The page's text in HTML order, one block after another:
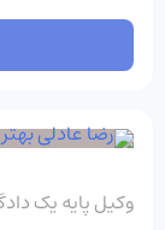
وکیل پایه یک